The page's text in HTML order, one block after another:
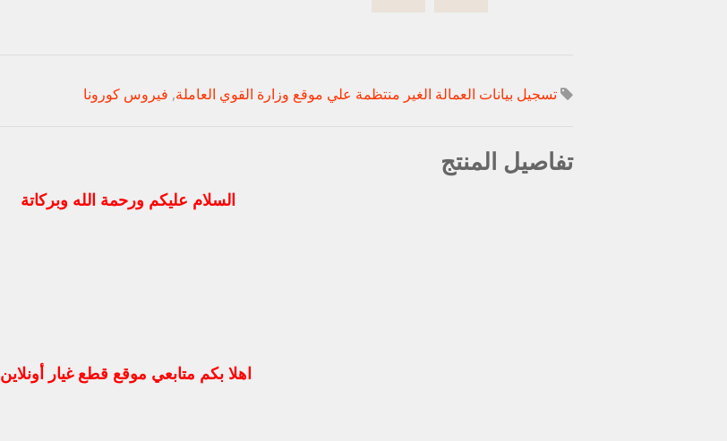
تسجيل بيانات العمالة الغير منتظمة علي موقع وزارة القوي العاملة, فيروس كورونا
تفاصيل المنتج
السلام عليكم ورحمة الله وبركاتة
اهلا بكم متابعي موقع قطع غيار أونلاين